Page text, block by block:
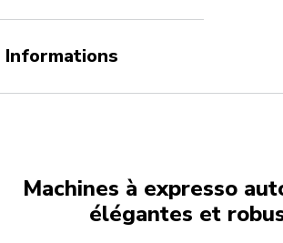
Informations
Machines à expresso
élégantes et